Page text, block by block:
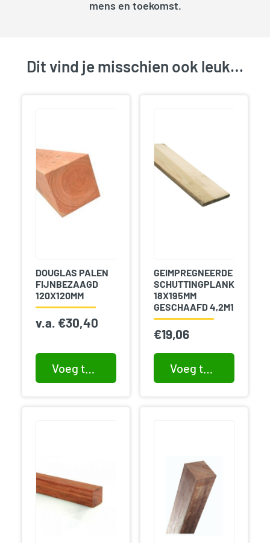
mens en toekomst.
Dit vind je misschien ook leuk…
DOUGLAS PALEN
FIJNBEZAAGD
120X120MM
v.a. €30,40
Voeg toe aan winkelwagen
GEIMPREGNEERDE
SCHUTTINGPLANK
18X195MM
GESCHAAFD 4,2M1
€19,06
Voeg toe aan winkelwagen